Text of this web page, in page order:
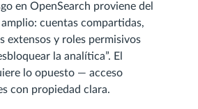
en OpenSearch proviene del
cuentas compartidas,
extensos y roles permisivos
la analítica”. El
lo opuesto — acceso
con propiedad clara.